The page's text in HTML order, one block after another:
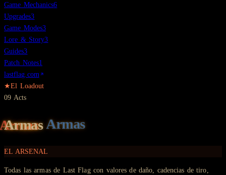
Game Mechanics6
Upgrades3
Game Modes3
Lore & Story3
Guides3
Patch Notes1
lastflag.com
★El Loadout
09 Acts
Armas
EL ARSENAL
Todas las armas de Last Flag con valores de daño, cadencias de tiro,